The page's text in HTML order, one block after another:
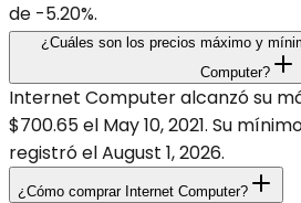
de -5.20%.
¿Cuáles son los precios máximo y
Computer?
Internet Computer alcanzó su
$700.65 el May 10, 2021. Su
registró el August 1, 2026.
¿Cómo comprar Internet Computer?